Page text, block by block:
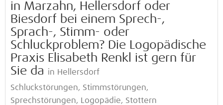
in Marzahn, Hellersdorf oder
Biesdorf bei einem Sprech-,
Sprach-, Stimm- oder
Schluckproblem? Die Logopädische
Praxis Elisabeth Renkl ist gern für
Sie da
in Hellersdorf
Schluckstörungen, Stimmstörungen,
Sprechstörungen, Logopädie, Stottern